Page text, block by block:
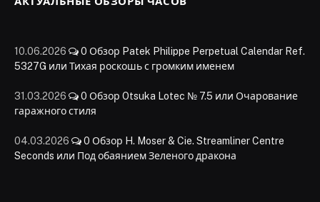
10.06.2026 0 Обзор Patek Philippe Perpetual Calendar Ref.
5327G или Тихая роскошь с громким именем
31.03.2026 0 Обзор Otsuka Lotec № 7.5 или Очарование
гаражного стиля
04.03.2026 0 Обзор H. Moser & Cie. Streamliner Centre
Seconds или Под обаянием Зеленого дракона